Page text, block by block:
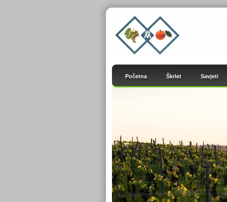
Početna Škrlet Savjeti